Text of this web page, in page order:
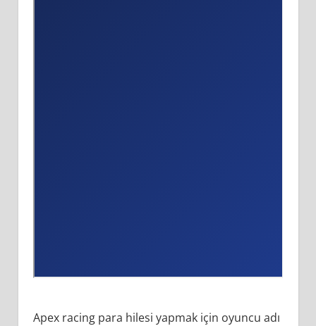
Apex racing para hilesi yapmak için oyuncu adı